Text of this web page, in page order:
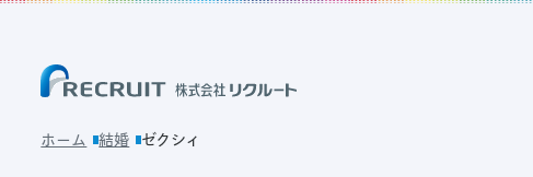
ホーム 結婚 ゼクシィ